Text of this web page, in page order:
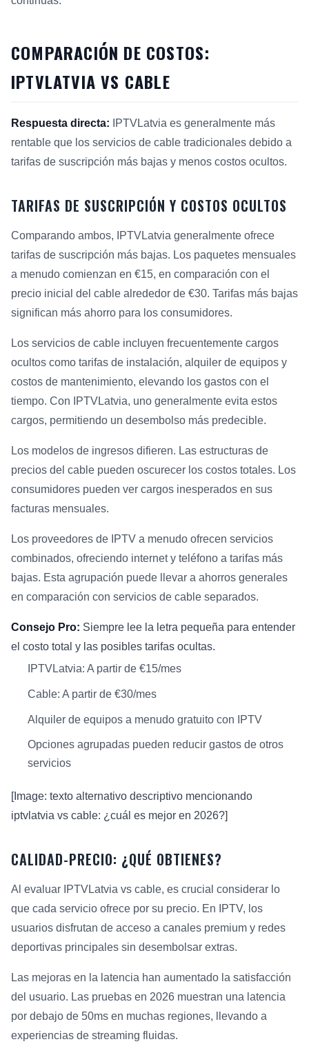
COMPARACIÓN DE COSTOS:
IPTVLATVIA VS CABLE
Respuesta directa: IPTVLatvia es generalmente más
rentable que los servicios de cable tradicionales debido a
tarifas de suscripción más bajas y menos costos ocultos.
TARIFAS DE SUSCRIPCIÓN Y COSTOS OCULTOS
Comparando ambos, IPTVLatvia generalmente ofrece
tarifas de suscripción más bajas. Los paquetes mensuales
a menudo comienzan en €15, en comparación con el
precio inicial del cable alrededor de €30. Tarifas más bajas
significan más ahorro para los consumidores.
Los servicios de cable incluyen frecuentemente cargos
ocultos como tarifas de instalación, alquiler de equipos y
costos de mantenimiento, elevando los gastos con el
tiempo. Con IPTVLatvia, uno generalmente evita estos
cargos, permitiendo un desembolso más predecible.
Los modelos de ingresos difieren. Las estructuras de
precios del cable pueden oscurecer los costos totales. Los
consumidores pueden ver cargos inesperados en sus
facturas mensuales.
Los proveedores de IPTV a menudo ofrecen servicios
combinados, ofreciendo internet y teléfono a tarifas más
bajas. Esta agrupación puede llevar a ahorros generales
en comparación con servicios de cable separados.
Consejo Pro: Siempre lee la letra pequeña para entender
el costo total y las posibles tarifas ocultas.
IPTVLatvia: A partir de €15/mes
Cable: A partir de €30/mes
Alquiler de equipos a menudo gratuito con IPTV
Opciones agrupadas pueden reducir gastos de otros
servicios
[Image: texto alternativo descriptivo mencionando
iptvlatvia vs cable: ¿cuál es mejor en 2026?]
CALIDAD-PRECIO: ¿QUÉ OBTIENES?
Al evaluar IPTVLatvia vs cable, es crucial considerar lo
que cada servicio ofrece por su precio. En IPTV, los
usuarios disfrutan de acceso a canales premium y redes
deportivas principales sin desembolsar extras.
Las mejoras en la latencia han aumentado la satisfacción
del usuario. Las pruebas en 2026 muestran una latencia
por debajo de 50ms en muchas regiones, llevando a
experiencias de streaming fluidas.